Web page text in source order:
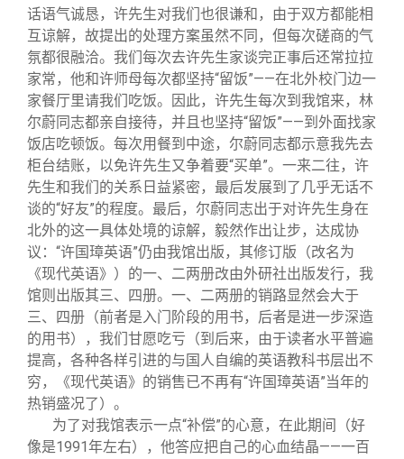
话语气诚恳，许先生对我们也很谦和，由于双方都能相
互谅解，故提出的处理方案虽然不同，但每次磋商的气
氛都很融洽。我们每次去许先生家谈完正事后还常拉拉
家常，他和许师母每次都坚持“留饭”——在北外校门边一
家餐厅里请我们吃饭。因此，许先生每次到我馆来，林
尔蔚同志都亲自接待，并且也坚持“留饭”——到外面找家
饭店吃顿饭。每次用餐到中途，尔蔚同志都示意我先去
柜台结账，以免许先生又争着要“买单”。一来二往，许
先生和我们的关系日益紧密，最后发展到了几乎无话不
谈的“好友”的程度。最后，尔蔚同志出于对许先生身在
北外的这一具体处境的谅解，毅然作出让步，达成协
议：“许国璋英语”仍由我馆出版，其修订版（改名为
《现代英语》）的一、二两册改由外研社出版发行，我
馆则出版其三、四册。一、二两册的销路显然会大于
三、四册（前者是入门阶段的用书，后者是进一步深造
的用书），我们甘愿吃亏（到后来，由于读者水平普遍
提高，各种各样引进的与国人自编的英语教科书层出不
穷，《现代英语》的销售已不再有“许国璋英语”当年的
热销盛况了）。
为了对我馆表示一点“补偿”的心意，在此期间（好
像是1991年左右），他答应把自己的心血结晶——一百